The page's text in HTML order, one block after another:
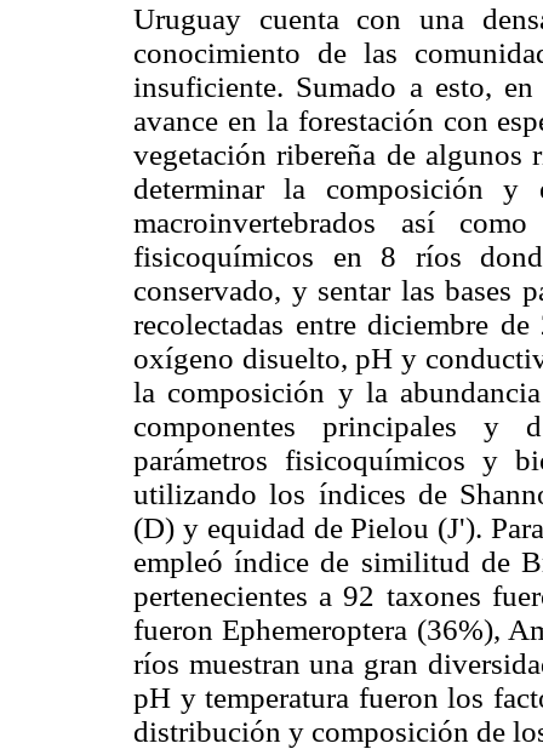
Uruguay cuenta con una
conocimiento de las
insuficiente. Sumado a esto,
avance en la forestación con
vegetación ribereña de
determinar la composición y
macroinvertebrados así
fisicoquímicos en 8 ríos
conservado, y sentar las bases
recolectadas entre diciembre
oxígeno disuelto, pH y
la composición y la
componentes principales y
parámetros fisicoquímicos y
utilizando los índices de
(D) y equidad de Pielou (J').
empleó índice de similitud de
pertenecientes a 92 taxones
fueron Ephemeroptera (36%),
ríos muestran una gran
pH y temperatura fueron los
distribución y composición de